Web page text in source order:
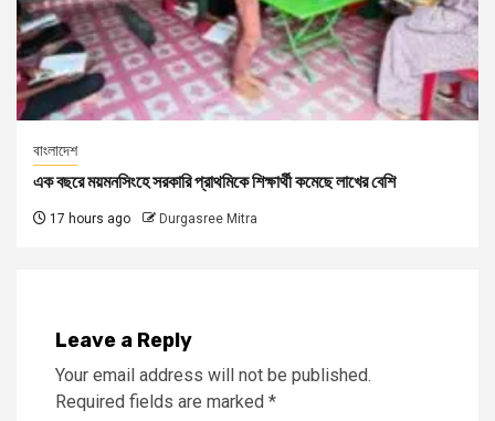
বাংলাদেশ
এক বছরে ময়মনসিংহে সরকারি প্রাথমিকে শিক্ষার্থী কমেছে লাখের বেশি
17 hours ago Durgasree Mitra
Leave a Reply
Your email address will not be published.
Required fields are marked *